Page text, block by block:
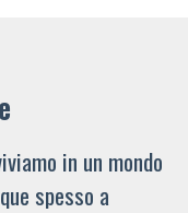
in un mondo
spesso a